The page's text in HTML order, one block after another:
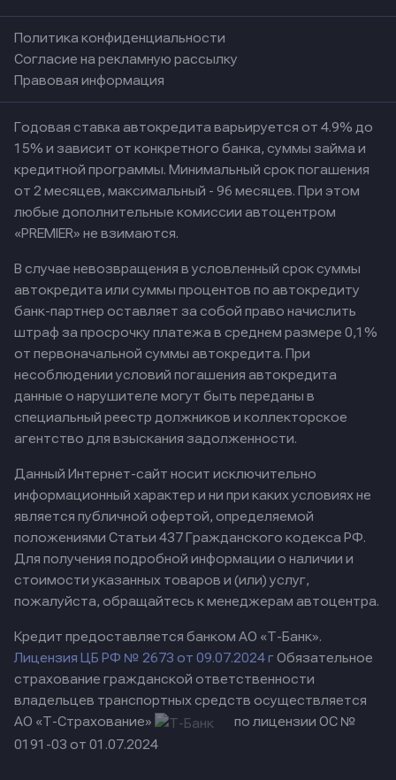
Политика конфиденциальности
Согласие на рекламную рассылку
Правовая информация
Годовая ставка автокредита варьируется от 4.9% до
15% и зависит от конкретного банка, суммы займа и
кредитной программы. Минимальный срок погашения
от 2 месяцев, максимальный - 96 месяцев. При этом
любые дополнительные комиссии автоцентром
«PREMIER» не взимаются.
В случае невозвращения в условленный срок суммы
автокредита или суммы процентов по автокредиту
банк-партнер оставляет за собой право начислить
штраф за просрочку платежа в среднем размере 0,1%
от первоначальной суммы автокредита. При
несоблюдении условий погашения автокредита
данные о нарушителе могут быть переданы в
специальный реестр должников и коллекторское
агентство для взыскания задолженности.
Данный Интернет-сайт носит исключительно
информационный характер и ни при каких условиях не
является публичной офертой, определяемой
положениями Статьи 437 Гражданского кодекса РФ.
Для получения подробной информации о наличии и
стоимости указанных товаров и (или) услуг,
пожалуйста, обращайтесь к менеджерам автоцентра.
Кредит предоставляется банком АО «Т-Банк».
Лицензия ЦБ РФ № 2673 от 09.07.2024 гОбязательное
страхование гражданской ответственности
владельцев транспортных средств осуществляется
АО «Т-Страхование»
по лицензии ОС №
0191-03 от 01.07.2024